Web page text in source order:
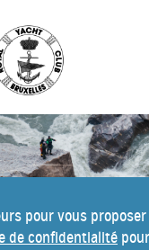
pour vous
de confidentialité